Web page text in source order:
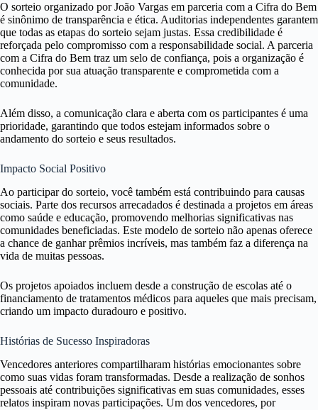
O sorteio organizado por João Vargas em parceria com a Cifra do Bem
é sinônimo de transparência e ética. Auditorias independentes garantem
que todas as etapas do sorteio sejam justas. Essa credibilidade é
reforçada pelo compromisso com a responsabilidade social. A parceria
com a Cifra do Bem traz um selo de confiança, pois a organização é
conhecida por sua atuação transparente e comprometida com a
comunidade.
Além disso, a comunicação clara e aberta com os participantes é uma
prioridade, garantindo que todos estejam informados sobre o
andamento do sorteio e seus resultados.
Impacto Social Positivo
Ao participar do sorteio, você também está contribuindo para causas
sociais. Parte dos recursos arrecadados é destinada a projetos em áreas
como saúde e educação, promovendo melhorias significativas nas
comunidades beneficiadas. Este modelo de sorteio não apenas oferece
a chance de ganhar prêmios incríveis, mas também faz a diferença na
vida de muitas pessoas.
Os projetos apoiados incluem desde a construção de escolas até o
financiamento de tratamentos médicos para aqueles que mais precisam,
criando um impacto duradouro e positivo.
Histórias de Sucesso Inspiradoras
Vencedores anteriores compartilharam histórias emocionantes sobre
como suas vidas foram transformadas. Desde a realização de sonhos
pessoais até contribuições significativas em suas comunidades, esses
relatos inspiram novas participações. Um dos vencedores, por